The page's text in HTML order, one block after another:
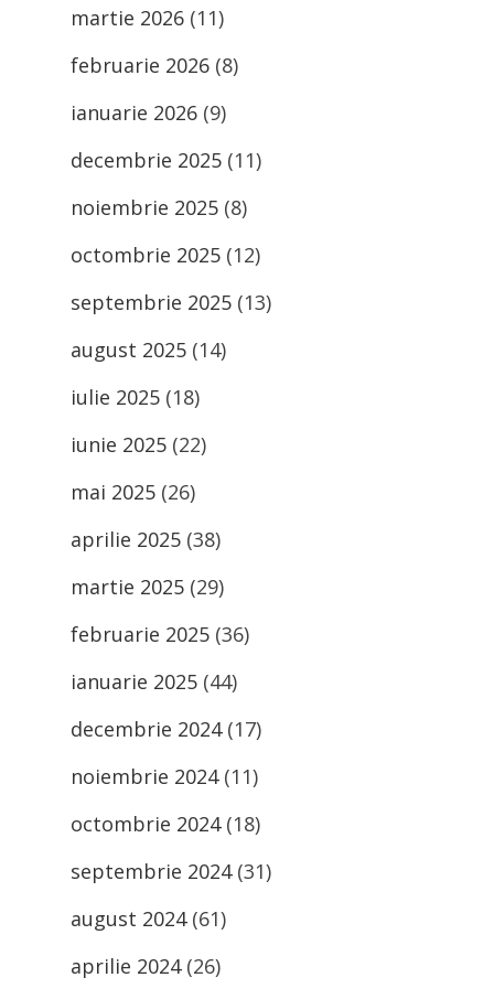
martie 2026 (11)
februarie 2026 (8)
ianuarie 2026 (9)
decembrie 2025 (11)
noiembrie 2025 (8)
octombrie 2025 (12)
septembrie 2025 (13)
august 2025 (14)
iulie 2025 (18)
iunie 2025 (22)
mai 2025 (26)
aprilie 2025 (38)
martie 2025 (29)
februarie 2025 (36)
ianuarie 2025 (44)
decembrie 2024(17)
noiembrie 2024(11)
octombrie 2024(18)
septembrie 2024(31)
august 2024(61)
aprilie 2024(26)